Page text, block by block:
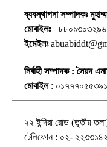
ব্যবস্থাপনা সম্পাদকঃ
মোবাইলঃ
ইমেইলঃ
নির্বাহী সম্পাদক : সৈয়দ
মোবাইল: ০১৭৭৭০৫৫৩৯১
২২ ইন্দিরা রোড (তৃতীয়
টেলিফোন : ০২-